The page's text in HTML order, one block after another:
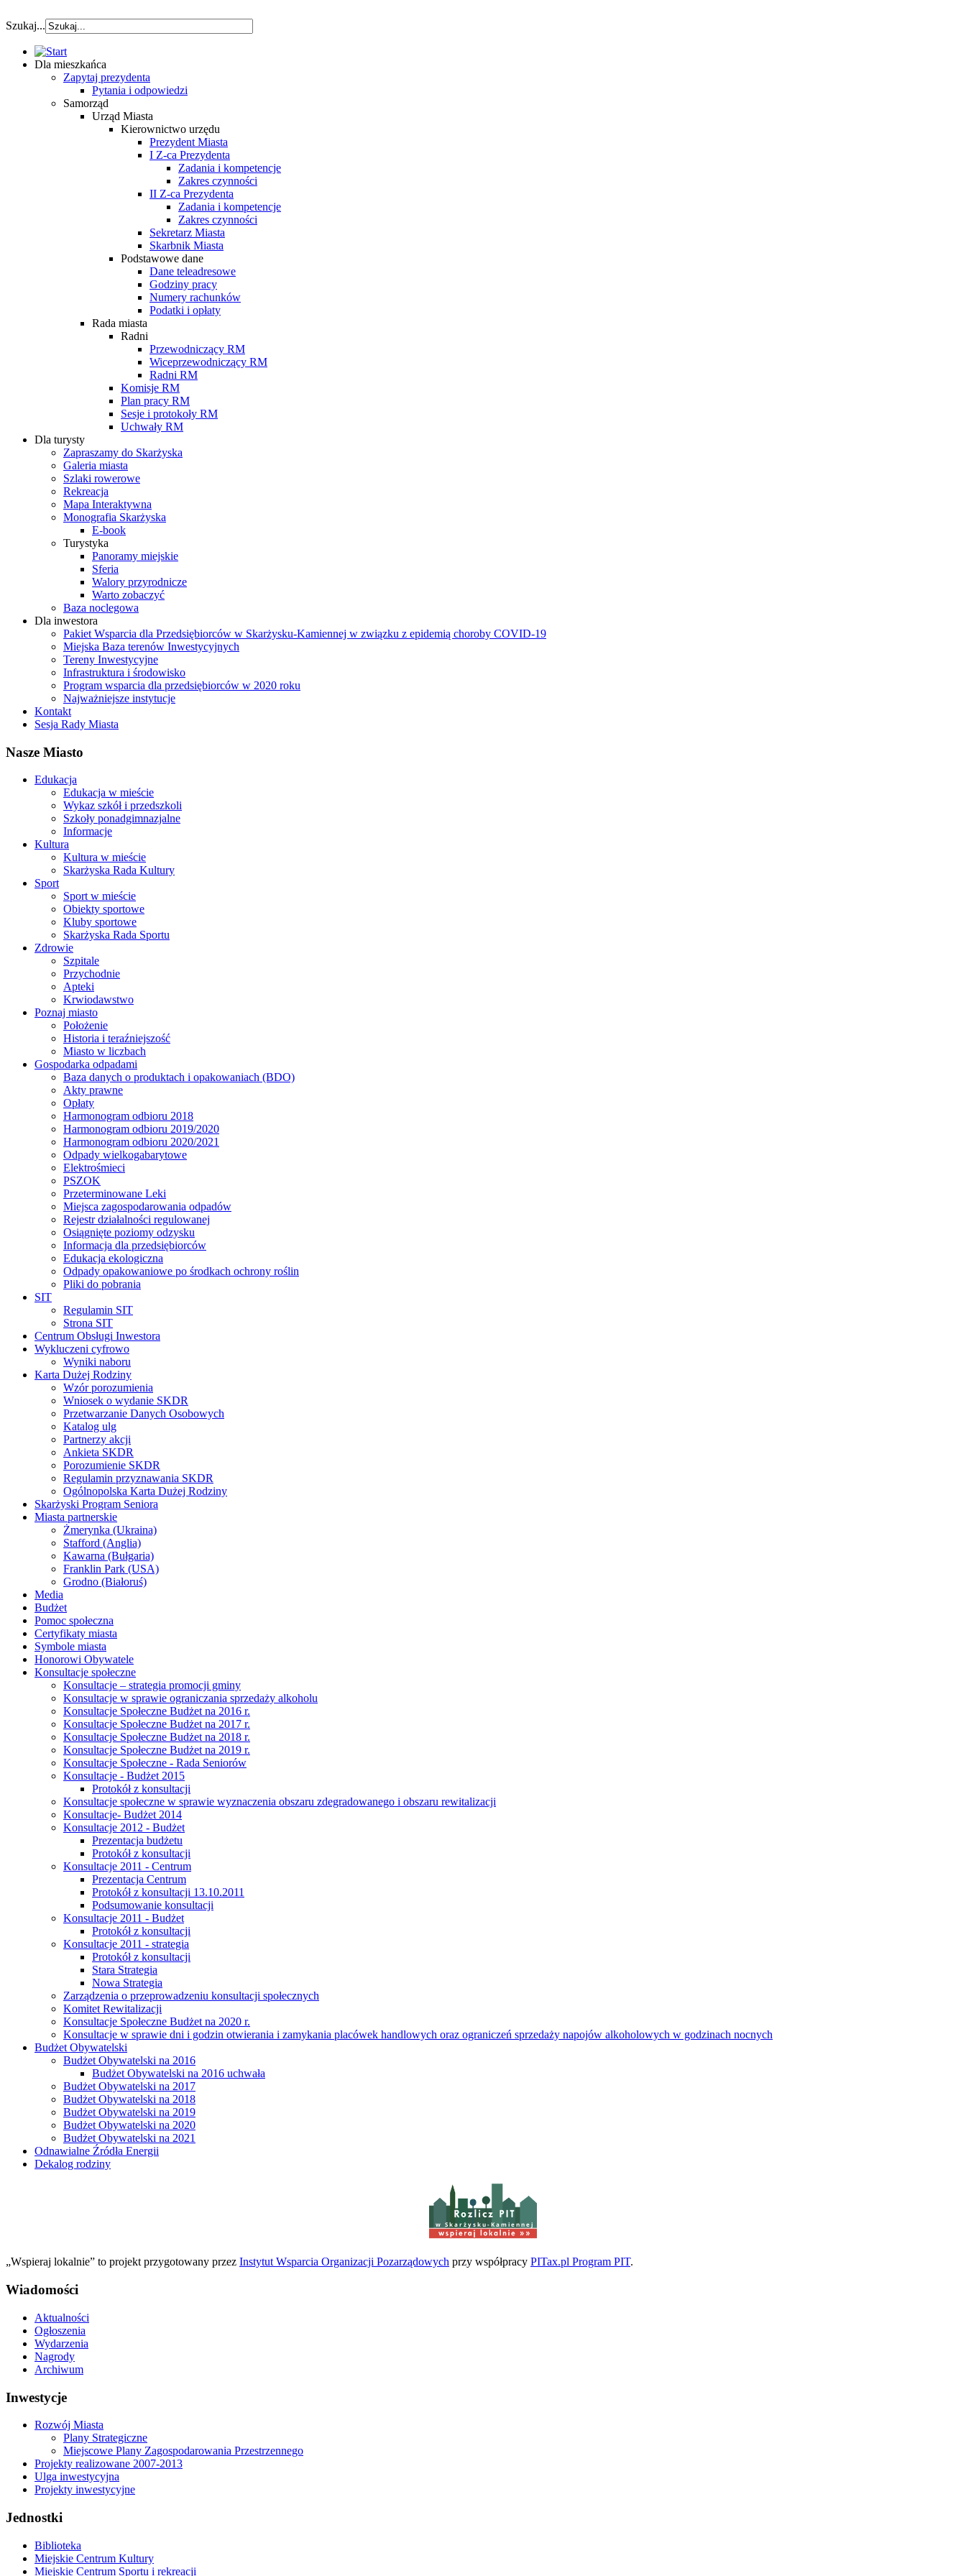
szybka pozyczka
Szukaj...
Dla mieszkańca
Zapytaj prezydenta
Pytania i odpowiedzi
Samorząd
Urząd Miasta
Kierownictwo urzędu
Prezydent Miasta
I Z-ca Prezydenta
Zadania i kompetencje
Zakres czynności
II Z-ca Prezydenta
Zadania i kompetencje
Zakres czynności
Sekretarz Miasta
Skarbnik Miasta
Podstawowe dane
Dane teleadresowe
Godziny pracy
Numery rachunków
Podatki i opłaty
Rada miasta
Radni
Przewodniczący RM
Wiceprzewodniczący RM
Radni RM
Komisje RM
Plan pracy RM
Sesje i protokoły RM
Uchwały RM
Dla turysty
Zapraszamy do Skarżyska
Galeria miasta
Szlaki rowerowe
Rekreacja
Mapa Interaktywna
Monografia Skarżyska
E-book
Turystyka
Panoramy miejskie
Sferia
Walory przyrodnicze
Warto zobaczyć
Baza noclegowa
Dla inwestora
Pakiet Wsparcia dla Przedsiębiorców w Skarżysku-Kamiennej w związku z epidemią choroby COVID-19
Miejska Baza terenów Inwestycyjnych
Tereny Inwestycyjne
Infrastruktura i środowisko
Program wsparcia dla przedsiębiorców w 2020 roku
Najważniejsze instytucje
Kontakt
Sesja Rady Miasta
Nasze Miasto
Edukacja
Edukacja w mieście
Wykaz szkół i przedszkoli
Szkoły ponadgimnazjalne
Informacje
Kultura
Kultura w mieście
Skarżyska Rada Kultury
Sport
Sport w mieście
Obiekty sportowe
Kluby sportowe
Skarżyska Rada Sportu
Zdrowie
Szpitale
Przychodnie
Apteki
Krwiodawstwo
Poznaj miasto
Położenie
Historia i teraźniejszość
Miasto w liczbach
Gospodarka odpadami
Baza danych o produktach i opakowaniach (BDO)
Akty prawne
Opłaty
Harmonogram odbioru 2018
Harmonogram odbioru 2019/2020
Harmonogram odbioru 2020/2021
Odpady wielkogabarytowe
Elektrośmieci
PSZOK
Przeterminowane Leki
Miejsca zagospodarowania odpadów
Rejestr działalności regulowanej
Osiągnięte poziomy odzysku
Informacja dla przedsiębiorców
Edukacja ekologiczna
Odpady opakowaniowe po środkach ochrony roślin
Pliki do pobrania
SIT
Regulamin SIT
Strona SIT
Centrum Obsługi Inwestora
Wykluczeni cyfrowo
Wyniki naboru
Karta Dużej Rodziny
Wzór porozumienia
Wniosek o wydanie SKDR
Przetwarzanie Danych Osobowych
Katalog ulg
Partnerzy akcji
Ankieta SKDR
Porozumienie SKDR
Regulamin przyznawania SKDR
Ogólnopolska Karta Dużej Rodziny
Skarżyski Program Seniora
Miasta partnerskie
Żmerynka (Ukraina)
Stafford (Anglia)
Kawarna (Bułgaria)
Franklin Park (USA)
Grodno (Białoruś)
Media
Budżet
Pomoc społeczna
Certyfikaty miasta
Symbole miasta
Honorowi Obywatele
Konsultacje społeczne
Konsultacje – strategia promocji gminy
Konsultacje w sprawie ograniczania sprzedaży alkoholu
Konsultacje Społeczne Budżet na 2016 r.
Konsultacje Społeczne Budżet na 2017 r.
Konsultacje Społeczne Budżet na 2018 r.
Konsultacje Społeczne Budżet na 2019 r.
Konsultacje Społeczne - Rada Seniorów
Konsultacje - Budżet 2015
Protokół z konsultacji
Konsultacje społeczne w sprawie wyznaczenia obszaru zdegradowanego i obszaru rewitalizacji
Konsultacje- Budżet 2014
Konsultacje 2012 - Budżet
Prezentacja budżetu
Protokół z konsultacji
Konsultacje 2011 - Centrum
Prezentacja Centrum
Protokół z konsultacji 13.10.2011
Podsumowanie konsultacji
Konsultacje 2011 - Budżet
Protokół z konsultacji
Konsultacje 2011 - strategia
Protokół z konsultacji
Stara Strategia
Nowa Strategia
Zarządzenia o przeprowadzeniu konsultacji społecznych
Komitet Rewitalizacji
Konsultacje Społeczne Budżet na 2020 r.
Konsultacje w sprawie dni i godzin otwierania i zamykania placówek handlowych oraz ograniczeń sprzedaży napojów alkoholowych w godzinach nocnych
Budżet Obywatelski
Budżet Obywatelski na 2016
Budżet Obywatelski na 2016 uchwała
Budżet Obywatelski na 2017
Budżet Obywatelski na 2018
Budżet Obywatelski na 2019
Budżet Obywatelski na 2020
Budżet Obywatelski na 2021
Odnawialne Źródła Energii
Dekalog rodziny
w Skarżysku-Kamiennej
„Wspieraj lokalnie” to projekt przygotowany przez Instytut Wsparcia Organizacji Pozarządowych przy współpracy PITax.pl Program PIT.
Wiadomości
Aktualności
Ogłoszenia
Wydarzenia
Nagrody
Archiwum
Inwestycje
Rozwój Miasta
Plany Strategiczne
Miejscowe Plany Zagospodarowania Przestrzennego
Projekty realizowane 2007-2013
Ulga inwestycyjna
Projekty inwestycyjne
Jednostki
Biblioteka
Miejskie Centrum Kultury
Miejskie Centrum Sportu i rekreacji